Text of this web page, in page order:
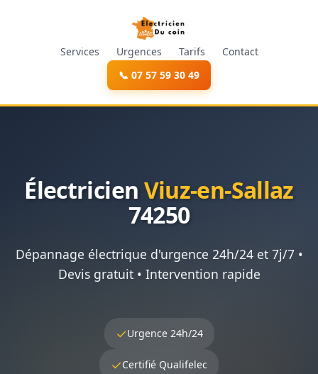
Services Urgences Tarifs
Contact
📞 07 57 59 30 49
Électricien Viuz-en-Sallaz
74250
Dépannage électrique d'urgence 24h/24 et 7j/7 •
Devis gratuit • Intervention rapide
✓Urgence 24h/24
✓Certifié Qualifelec